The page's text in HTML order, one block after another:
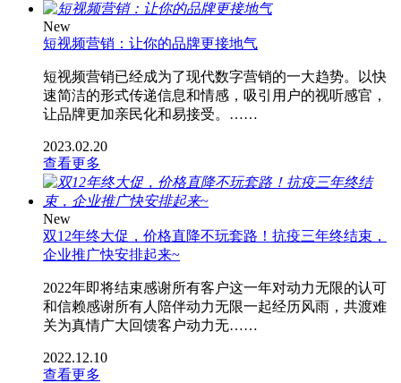
New
短视频营销：让你的品牌更接地气
短视频营销已经成为了现代数字营销的一大趋势。以快
速简洁的形式传递信息和情感，吸引用户的视听感官，
让品牌更加亲民化和易接受。……
2023.02.20
查看更多
New
双12年终大促，价格直降不玩套路！抗疫三年终结束，
企业推广快安排起来~
2022年即将结束感谢所有客户这一年对动力无限的认可
和信赖感谢所有人陪伴动力无限一起经历风雨，共渡难
关为真情广大回馈客户动力无……
2022.12.10
查看更多